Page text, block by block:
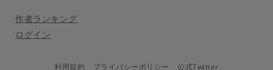
作者ランキング
ログイン
利用規約 プライバシーポリシー 公式Twitter